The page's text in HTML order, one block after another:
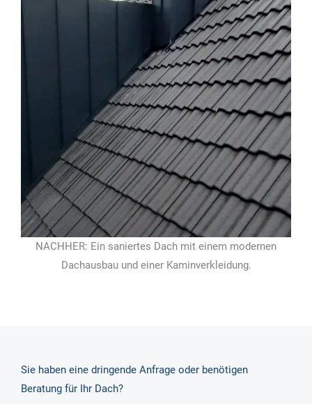
NACHHER: Ein saniertes Dach mit einem modernen
Dachausbau und einer Kaminverkleidung.
Sie haben eine dringende Anfrage oder benötigen
Beratung für Ihr Dach?